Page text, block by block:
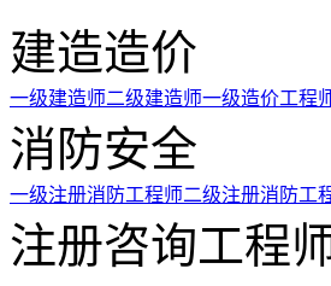
建造造价
一级建造师二级建造师一级造价工程
消防安全
一级注册消防工程师二级注册消防工
注册咨询工程